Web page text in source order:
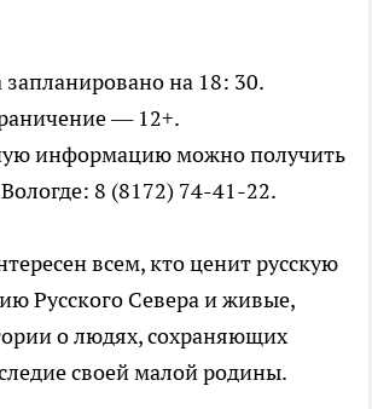
на 18: 30.
— 12+.
информацию можно получить
8 (8172) 74-41-22.
всем, кто ценит русскую
Русского Севера и живые,
о людях, сохраняющих
своей малой родины.